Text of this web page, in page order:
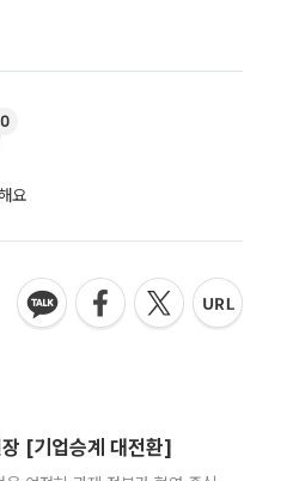
요
0
[기업승계 대전환]